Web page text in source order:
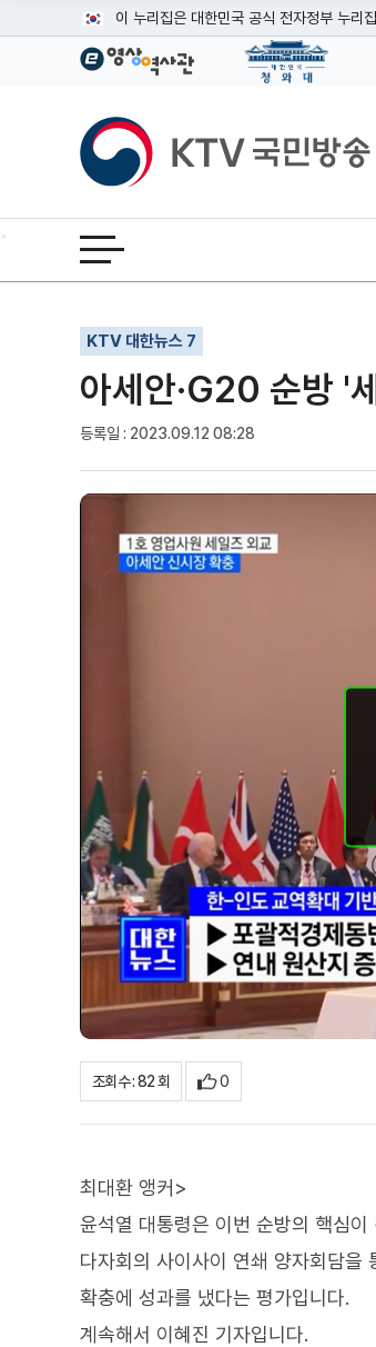
이 누리집은 대한민국 공식 전자정부 누리
공식 누리집 주소 확인하기
이밖에 or.kr 또는 .kr등 다른 도메인 주소를
운영중인 공식 누리집보기
KTV국민방송
전체메뉴 열기
KTV 대한뉴스 7
아세안·G20 순방 '
등록일 : 2023.09.12 08:28
기사인쇄
글자확대
글자축소
조회수 : 82 회 0
최대환 앵커>
윤석열 대통령은 이번 순방의 핵심
다자회의 사이사이 연쇄 양자회담을
확충에 성과를 냈다는 평가입니다.
계속해서 이혜진 기자입니다.